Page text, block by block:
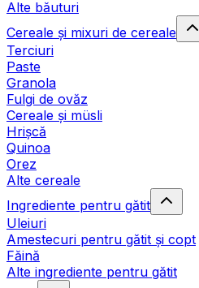
Alte băuturi
Cereale și mixuri de cereale
Terciuri
Paste
Granola
Fulgi de ovăz
Cereale și müsli
Hrișcă
Quinoa
Orez
Alte cereale
Ingrediente pentru gătit
Uleiuri
Amestecuri pentru gătit și copt
Făină
Alte ingrediente pentru gătit